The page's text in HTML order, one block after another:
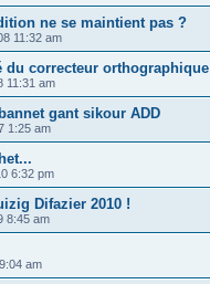
ne se maintient pas ?
11:32 am
du correcteur orthographique
11:31 am
gant sikour ADD
1:25 am
6:32 pm
Difazier 2010 !
8:45 am
am